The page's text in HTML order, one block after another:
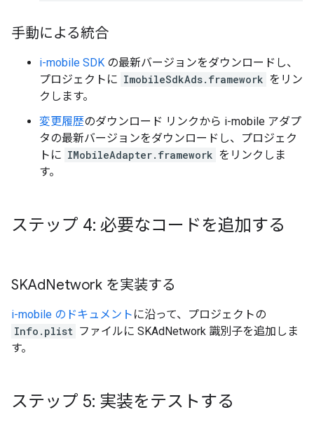
手動による統合
i-mobile SDK の最新バージョンをダウンロードし、
プロジェクトに ImobileSdkAds.framework をリン
クします。
変更履歴のダウンロード リンクから i-mobile アダプ
タの最新バージョンをダウンロードし、プロジェク
トに IMobileAdapter.framework をリンクしま
す。
ステップ 4: 必要なコードを追加する
SKAdNetwork を実装する
i-mobile のドキュメント に沿って、プロジェクトの
Info.plist ファイルに SKAdNetwork 識別子を追加しま
す。
ステップ 5: 実装をテストする